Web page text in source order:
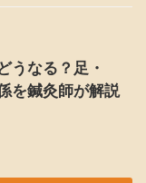
うなる？足・
を鍼灸師が解説